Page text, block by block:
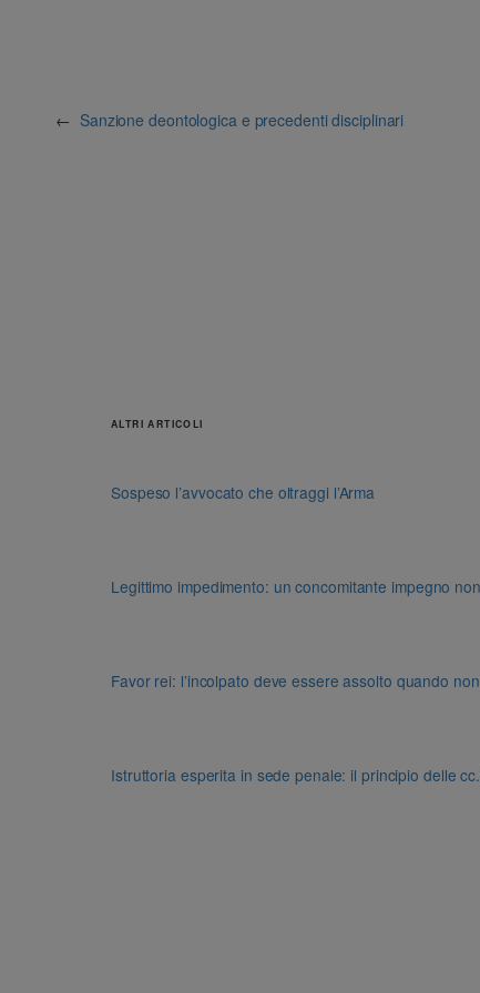
← Sanzione deontologica e precedenti disciplinari
ALTRI ARTICOLI
Sospeso l’avvocato che oltraggi l’Arma
Legittimo impedimento: un concomitante impegno
Favor rei: l’incolpato deve essere assolto quando
Istruttoria esperita in sede penale: il principio delle